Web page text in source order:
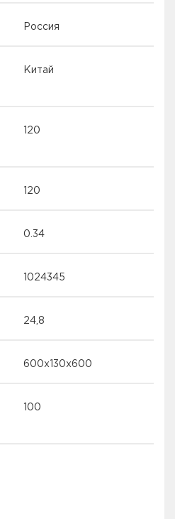
Россия
Китай
120
120
0.34
1024345
24,8
600х130х600
100